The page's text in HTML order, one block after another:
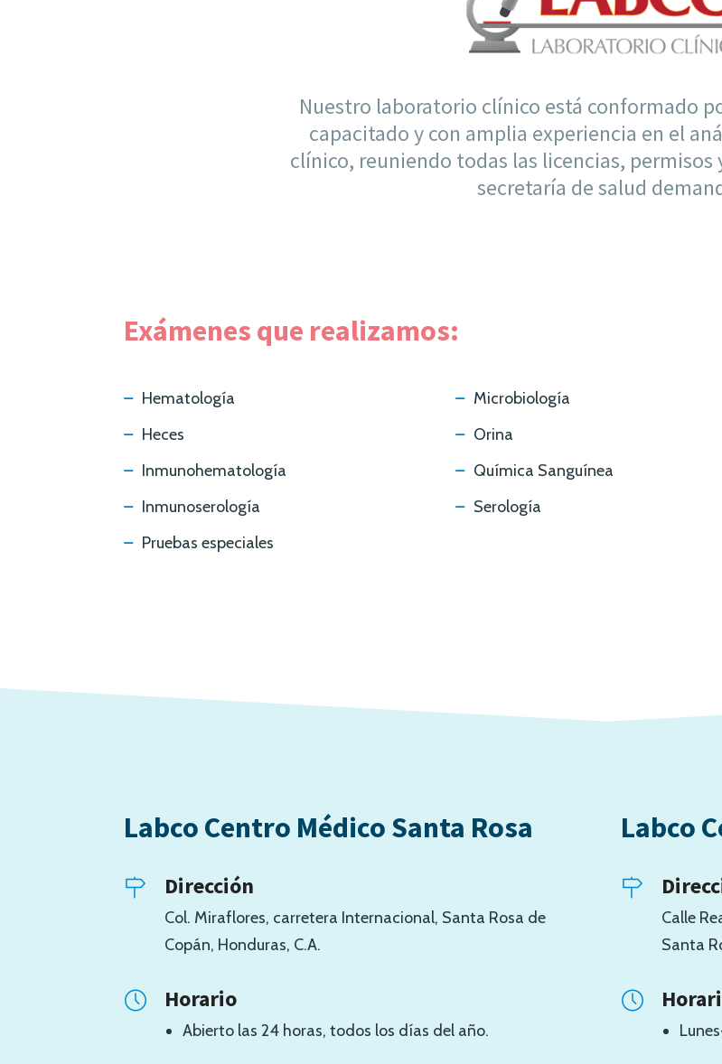
Nuestro laboratorio clínico está conformado
capacitado y con amplia experiencia en el
clínico, reuniendo todas las licencias,
secretaría de salud
Exámenes que realizamos:
Hematología
Heces
Inmunohematología
Inmunoserología
Pruebas especiales
Microbiología
Orina
Química Sanguínea
Serología
Labco Centro Médico Santa Rosa
Dirección
Col. Miraflores, carretera Internacional, Santa Rosa de
Copán, Honduras, C.A.
Horario
Abierto las 24 horas, todos los días del año.
Labco
Calle
Santa